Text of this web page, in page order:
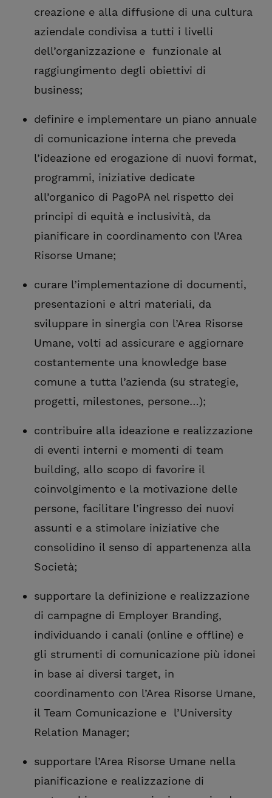
creazione e alla diffusione di una cultura
aziendale condivisa a tutti i livelli
dell’organizzazione e funzionale al
raggiungimento degli obiettivi di
business;
definire e implementare un piano annuale
di comunicazione interna che preveda
l’ideazione ed erogazione di nuovi format,
programmi, iniziative dedicate
all’organico di PagoPA nel rispetto dei
principi di equità e inclusività, da
pianificare in coordinamento con l’Area
Risorse Umane;
curare l’implementazione di documenti,
presentazioni e altri materiali, da
sviluppare in sinergia con l’Area Risorse
Umane, volti ad assicurare e aggiornare
costantemente una knowledge base
comune a tutta l’azienda (su strategie,
progetti, milestones, persone…);
contribuire alla ideazione e realizzazione
di eventi interni e momenti di team
building, allo scopo di favorire il
coinvolgimento e la motivazione delle
persone, facilitare l’ingresso dei nuovi
assunti e a stimolare iniziative che
consolidino il senso di appartenenza alla
Società;
supportare la definizione e realizzazione
di campagne di Employer Branding,
individuando i canali (online e offline) e
gli strumenti di comunicazione più idonei
in base ai diversi target, in
coordinamento con l’Area Risorse Umane,
il Team Comunicazione e l’University
Relation Manager;
supportare l’Area Risorse Umane nella
pianificazione e realizzazione di